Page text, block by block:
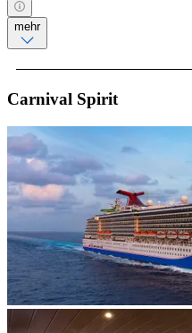
mehr
Carnival Spirit